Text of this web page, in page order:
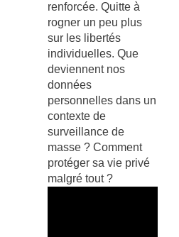
renforcée. Quitte à
rogner un peu plus
sur les libertés
individuelles. Que
deviennent nos
données
personnelles dans un
contexte de
surveillance de
masse ? Comment
protéger sa vie privé
malgré tout ?